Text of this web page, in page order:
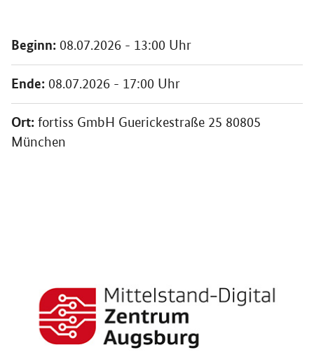
Beginn: 08.07.2026 - 13:00 Uhr
Ende: 08.07.2026 - 17:00 Uhr
Ort: fortiss GmbH Guerickestraße 25 80805
München